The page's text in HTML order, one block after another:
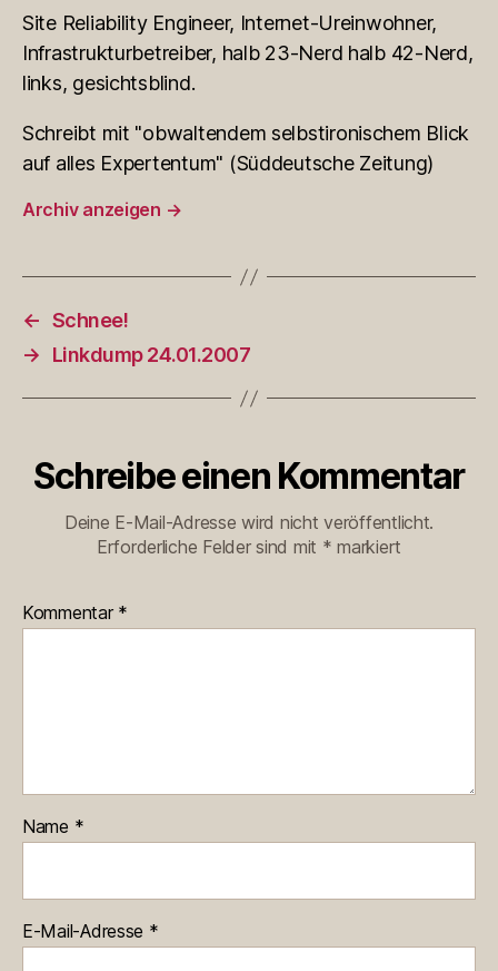
Site Reliability Engineer, Internet-Ureinwohner,
Infrastrukturbetreiber, halb 23-Nerd halb 42-Nerd,
links, gesichtsblind.
Schreibt mit "obwaltendem selbstironischem Blick
auf alles Expertentum" (Süddeutsche Zeitung)
Archiv anzeigen →
← Schnee!
→
Linkdump 24.01.2007
Schreibe einen Kommentar
Deine E-Mail-Adresse wird nicht veröffentlicht.
Erforderliche Felder sind mit * markiert
Kommentar *
Name *
E-Mail-Adresse *